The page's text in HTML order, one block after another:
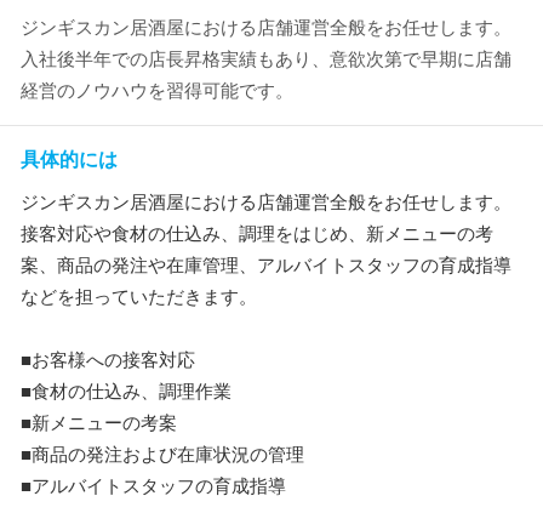
ジンギスカン居酒屋における店舗運営全般をお任せします。
入社後半年での店長昇格実績もあり、意欲次第で早期に店舗
経営のノウハウを習得可能です。
具体的には
ジンギスカン居酒屋における店舗運営全般をお任せします。
接客対応や食材の仕込み、調理をはじめ、新メニューの考
案、商品の発注や在庫管理、アルバイトスタッフの育成指導
などを担っていただきます。
■お客様への接客対応
■食材の仕込み、調理作業
■新メニューの考案
■商品の発注および在庫状況の管理
■アルバイトスタッフの育成指導